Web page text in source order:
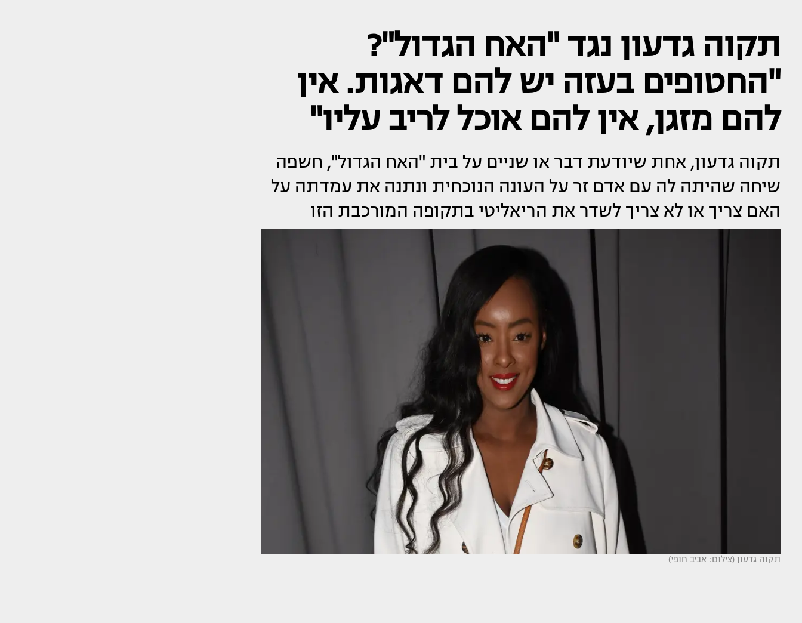
תקוה גדעון נגד "האח הגדול"?
"החטופים בעזה יש להם דאגות. אין
להם מזגן, אין להם אוכל לריב עליו"
תקוה גדעון, אחת שיודעת דבר או שניים על בית "האח הגדול", חשפה
שיחה שהיתה לה עם אדם זר על העונה הנוכחית ונתנה את עמדתה על
האם צריך או לא צריך לשדר את הריאליטי בתקופה המורכבת הזו
תקוה גדעון (צילום: אביב חופי)